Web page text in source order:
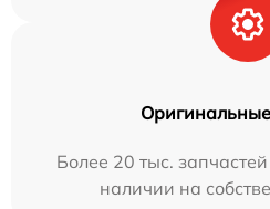
Более 20 тыс.
наличии на